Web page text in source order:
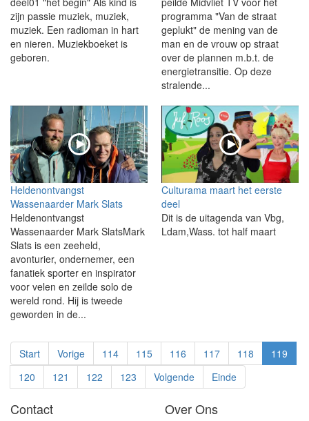
zijn passie muziek, muziek,
muziek. Een radioman in hart
en nieren. Muziekboeket is
geboren.
programma "Van de straat
geplukt" de mening van de
man en de vrouw op straat
over de plannen m.b.t. de
energietransitie. Op deze
stralende...
Heldenontvangst
Wassenaarder Mark Slats
Heldenontvangst
Wassenaarder Mark SlatsMark
Slats is een zeeheld,
avonturier, ondernemer, een
fanatiek sporter en inspirator
voor velen en zeilde solo de
wereld rond. Hij is tweede
geworden in de...
Culturama maart het eerste
deel
Dit is de uitagenda van Vbg,
Ldam,Wass. tot half maart
Start Vorige 114 115 116 117 118
119
120
121 122 123 Volgende Einde
Contact Over Ons